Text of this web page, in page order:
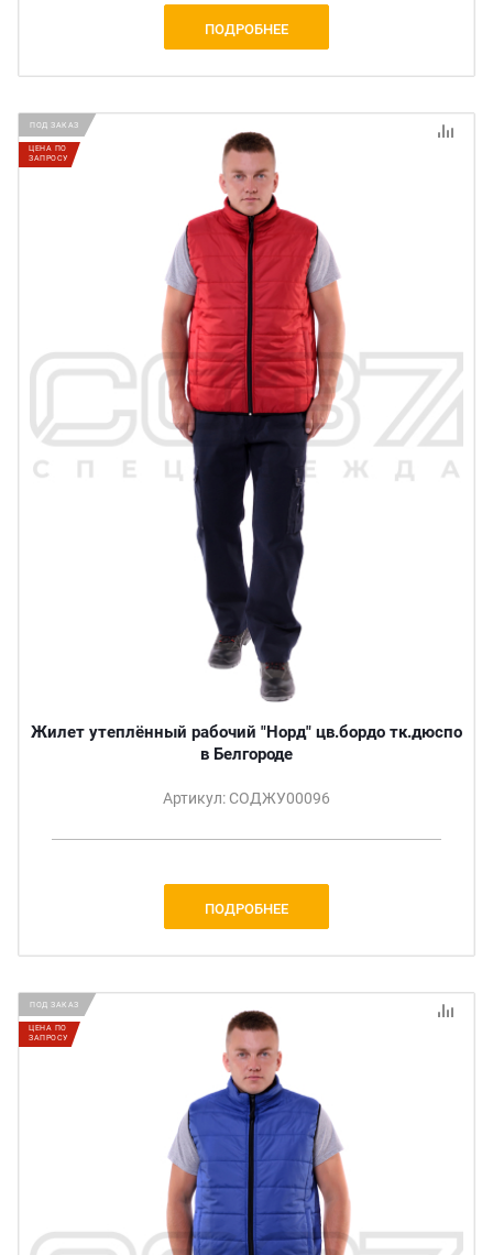
ПОДРОБНЕЕ
ПОД ЗАКАЗ
ЦЕНА ПО
ЗАПРОСУ
Жилет утеплённый рабочий "Норд" цв.бордо тк.дюспо
в Белгороде
Артикул: СОДЖУ00096
ПОДРОБНЕЕ
ПОД ЗАКАЗ
ЦЕНА ПО
ЗАПРОСУ